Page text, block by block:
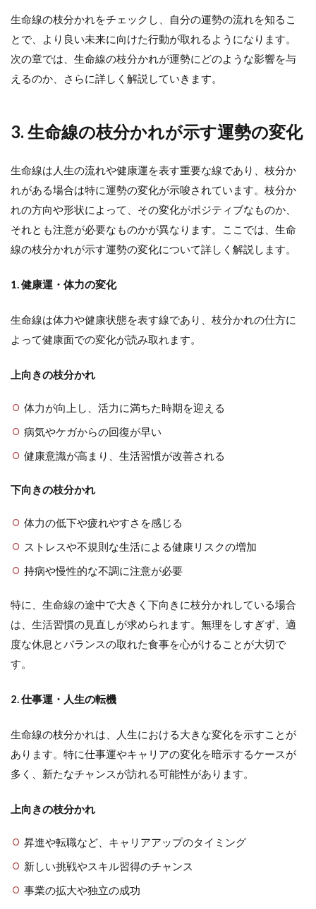
生命線の枝分かれをチェックし、自分の運勢の流れを知るこ
とで、より良い未来に向けた行動が取れるようになります。
次の章では、生命線の枝分かれが運勢にどのような影響を与
えるのか、さらに詳しく解説していきます。
3. 生命線の枝分かれが示す運勢の変化
生命線は人生の流れや健康運を表す重要な線であり、枝分か
れがある場合は特に運勢の変化が示唆されています。枝分か
れの方向や形状によって、その変化がポジティブなものか、
それとも注意が必要なものかが異なります。ここでは、生命
線の枝分かれが示す運勢の変化について詳しく解説します。
1. 健康運・体力の変化
生命線は体力や健康状態を表す線であり、枝分かれの仕方に
よって健康面での変化が読み取れます。
上向きの枝分かれ
体力が向上し、活力に満ちた時期を迎える
病気やケガからの回復が早い
健康意識が高まり、生活習慣が改善される
下向きの枝分かれ
体力の低下や疲れやすさを感じる
ストレスや不規則な生活による健康リスクの増加
持病や慢性的な不調に注意が必要
特に、生命線の途中で大きく下向きに枝分かれしている場合
は、生活習慣の見直しが求められます。無理をしすぎず、適
度な休息とバランスの取れた食事を心がけることが大切で
す。
2. 仕事運・人生の転機
生命線の枝分かれは、人生における大きな変化を示すことが
あります。特に仕事運やキャリアの変化を暗示するケースが
多く、新たなチャンスが訪れる可能性があります。
上向きの枝分かれ
昇進や転職など、キャリアアップのタイミング
新しい挑戦やスキル習得のチャンス
事業の拡大や独立の成功